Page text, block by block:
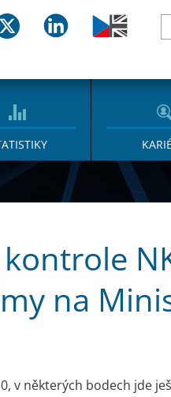
na
v některých bodech jde